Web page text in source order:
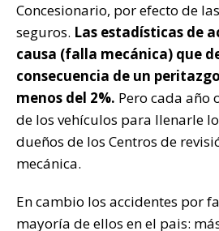
Concesionario, por efecto de
seguros. Las estadísticas de
causa (falla mecánica) que
consecuencia de un
menos del 2%. Pero cada año
de los vehículos para llenarle
dueños de los Centros de
mecánica.
En cambio los accidentes por
mayoría de ellos en el pais: